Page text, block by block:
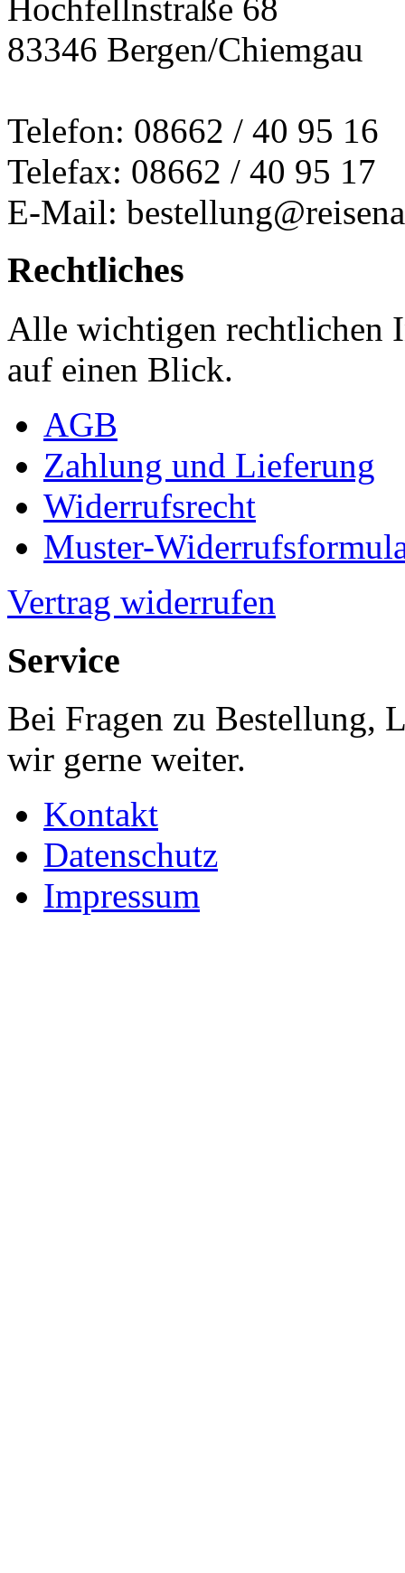
Hochfellnstraße 68
83346 Bergen/Chiemgau
Telefon: 08662 / 40 95 16
Telefax: 08662 / 40 95 17
E-Mail:
Rechtliches
Alle wichtigen rechtlichen
auf einen Blick.
AGB
Zahlung und Lieferung
Widerrufsrecht
Muster-
Vertrag widerrufen
Service
Bei Fragen zu Bestellung,
wir gerne weiter.
Kontakt
Datenschutz
Impressum